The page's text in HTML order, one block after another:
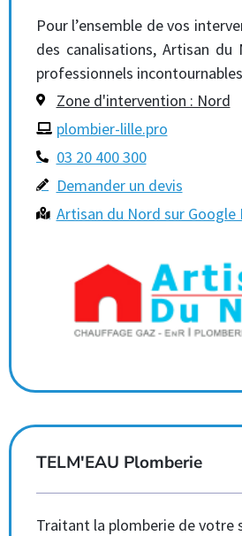
Pour l’ensemble de vos
des canalisations, Artisan du
professionnels
Zone d'intervention : Nord
plombier-lille.pro
03 20 400 300
Demander un devis
Artisan du Nord sur Google
TELM'EAU Plomberie
Traitant la plomberie de votre